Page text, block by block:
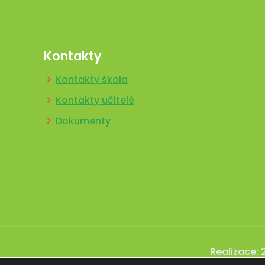
Kontakty
Kontakty škola
Kontakty učitelé
Dokumenty
Realizace: